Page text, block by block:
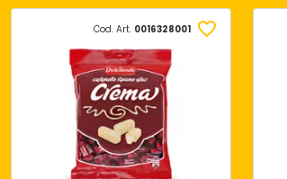
Cod. Art. 0016328001